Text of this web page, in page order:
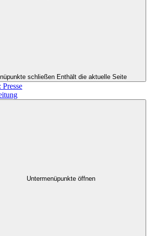
schließen Enthält die aktuelle Seite
Untermenüpunkte öffnen